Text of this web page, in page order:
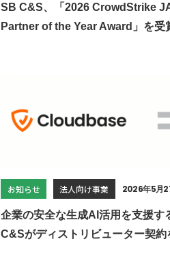
SB C&S、「2026 CrowdStrike
Partner of the Year Award」を受
お知らせ 法人向け事業 2026年5月
企業の安全な生成AI活用を支援
C&Sがディストリビューター契約